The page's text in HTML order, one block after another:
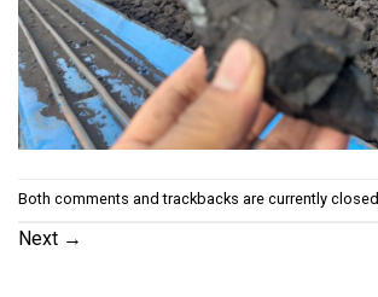
Both comments and trackbacks are currently closed.
Next →